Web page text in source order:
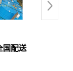
国配送